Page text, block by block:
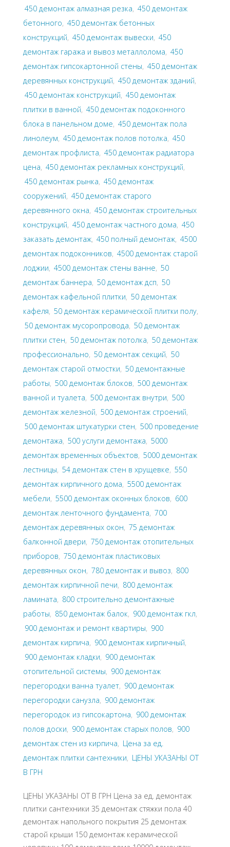
450 демонтаж алмазная резка, 450 демонтаж
бетонного, 450 демонтаж бетонных
конструкций, 450 демонтаж вывески, 450
демонтаж гаража и вывоз металлолома, 450
демонтаж гипсокартонной стены, 450 демонтаж
деревянных конструкций, 450 демонтаж зданий,
450 демонтаж конструкций, 450 демонтаж
плитки в ванной, 450 демонтаж подоконного
блока в панельном доме, 450 демонтаж пола
линолеум, 450 демонтаж полов потолка, 450
демонтаж профлиста, 450 демонтаж радиатора
цена, 450 демонтаж рекламных конструкций,
450 демонтаж рынка, 450 демонтаж
сооружений, 450 демонтаж старого
деревянного окна, 450 демонтаж строительных
конструкций, 450 демонтаж частного дома, 450
заказать демонтаж, 450 полный демонтаж, 4500
демонтаж подоконников, 4500 демонтаж старой
лоджии, 4500 демонтаж стены ванне, 50
демонтаж баннера, 50 демонтаж дсп, 50
демонтаж кафельной плитки, 50 демонтаж
кафеля, 50 демонтаж керамической плитки полу,
50 демонтаж мусоропровода, 50 демонтаж
плитки стен, 50 демонтаж потолка, 50 демонтаж
профессионально, 50 демонтаж секций, 50
демонтаж старой отмостки, 50 демонтажные
работы, 500 демонтаж блоков, 500 демонтаж
ванной и туалета, 500 демонтаж внутри, 500
демонтаж железной, 500 демонтаж строений,
500 демонтаж штукатурки стен, 500 проведение
демонтажа, 500 услуги демонтажа, 5000
демонтаж временных объектов, 5000 демонтаж
лестницы, 54 демонтаж стен в хрущевке, 550
демонтаж кирпичного дома, 5500 демонтаж
мебели, 5500 демонтаж оконных блоков, 600
демонтаж ленточного фундамента, 700
демонтаж деревянных окон, 75 демонтаж
балконной двери, 750 демонтаж отопительных
приборов, 750 демонтаж пластиковых
деревянных окон, 780 демонтаж и вывоз, 800
демонтаж кирпичной печи, 800 демонтаж
ламината, 800 строительно демонтажные
работы, 850 демонтаж балок, 900 демонтаж гкл,
900 демонтаж и ремонт квартиры, 900
демонтаж кирпича, 900 демонтаж кирпичный,
900 демонтаж кладки, 900 демонтаж
отопительной системы, 900 демонтаж
перегородки ванна туалет, 900 демонтаж
перегородки санузла, 900 демонтаж
перегородок из гипсокартона, 900 демонтаж
полов доски, 900 демонтаж старых полов, 900
демонтаж стен из кирпича, Цена за ед.
демонтаж плитки сантехники, ЦЕНЫ УКАЗАНЫ ОТ
В ГРН
ЦЕНЫ УКАЗАНЫ ОТ В ГРН Цена за ед. демонтаж
плитки сантехники 35 демонтаж стяжки пола 40
демонтаж напольного покрытия 25 демонтаж
старой крыши 150 демонтаж керамической